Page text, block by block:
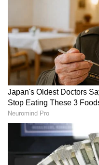
RCB ಪರ ಇಷ್ಟೆಲ್ಲ ಹೋರಾಡಿದ್ರೂ
ವಿಲನ್‌ ಆದ ವಿಧಿ; ಕೊನೆಗೂ ಸತ್ಯ
ಹೊರಬಂತು!